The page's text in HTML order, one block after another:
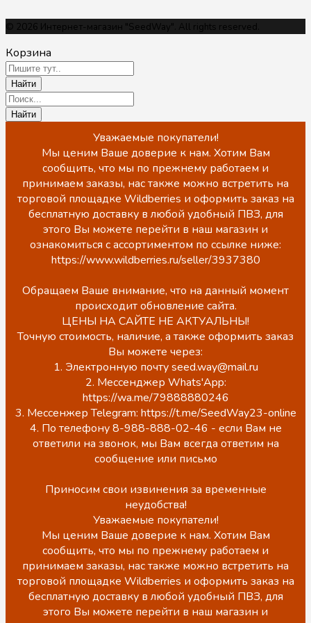
© 2026 Интернет-магазин "SeedWay". All rights reserved.
Корзина
Уважаемые покупатели!
Мы ценим Ваше доверие к нам. Хотим Вам
сообщить, что мы по прежнему работаем и
принимаем заказы, нас также можно встретить на
торговой площадке Wildberries и оформить заказ на
бесплатную доставку в любой удобный ПВЗ, для
этого Вы можете перейти в наш магазин и
ознакомиться с ассортиментом по ссылке ниже:
https://www.wildberries.ru/seller/3937380
Обращаем Ваше внимание, что на данный момент
происходит обновление сайта.
ЦЕНЫ НА САЙТЕ НЕ АКТУАЛЬНЫ!
Точную стоимость, наличие, а также оформить заказ
Вы можете через:
1. Электронную почту seed.way@mail.ru
2. Мессенджер Whats'App:
https://wa.me/79888880246
3. Мессенжер Telegram: https://t.me/SeedWay23-online
4. По телефону 8-988-888-02-46 - если Вам не
ответили на звонок, мы Вам всегда ответим на
сообщение или письмо
Приносим свои извинения за временные
неудобства!
Уважаемые покупатели!
Мы ценим Ваше доверие к нам. Хотим Вам
сообщить, что мы по прежнему работаем и
принимаем заказы, нас также можно встретить на
торговой площадке Wildberries и оформить заказ на
бесплатную доставку в любой удобный ПВЗ, для
этого Вы можете перейти в наш магазин и